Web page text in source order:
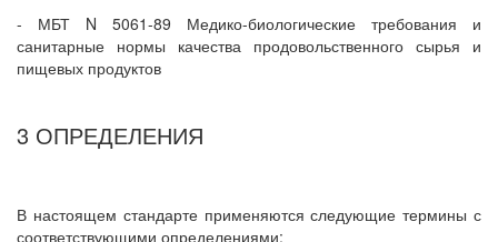
- МБТ N 5061-89 Медико-биологические требования и
санитарные нормы качества продовольственного сырья и
пищевых продуктов
3 ОПРЕДЕЛЕНИЯ
В настоящем стандарте применяются следующие термины с
соответствующими определениями: